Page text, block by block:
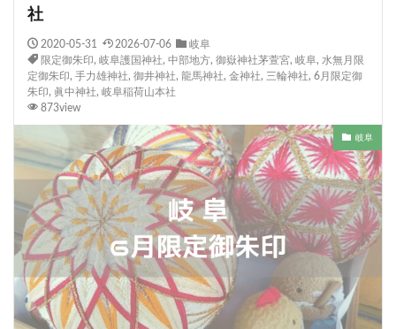
社
2020-05-31 2026-07-06
岐阜
限定御朱印, 岐阜護国神社, 中部地方, 御嶽神社茅萱宮, 岐阜, 水無月限
定御朱印, 手力雄神社, 御井神社, 龍馬神社, 金神社, 三輪神社, 6月限定御
朱印, 眞中神社, 岐阜稲荷山本社
873view
岐阜